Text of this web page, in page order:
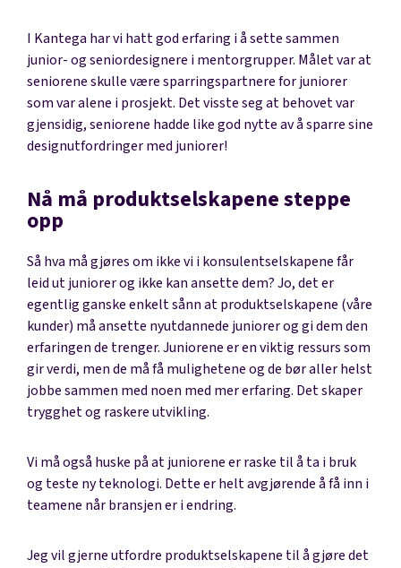
I Kantega har vi hatt god erfaring i å sette sammen
junior- og seniordesignere i mentorgrupper. Målet var at
seniorene skulle være sparringspartnere for juniorer
som var alene i prosjekt. Det visste seg at behovet var
gjensidig, seniorene hadde like god nytte av å sparre sine
designutfordringer med juniorer!
Nå må produktselskapene steppe
opp
Så hva må gjøres om ikke vi i konsulentselskapene får
leid ut juniorer og ikke kan ansette dem? Jo, det er
egentlig ganske enkelt sånn at produktselskapene (våre
kunder) må ansette nyutdannede juniorer og gi dem den
erfaringen de trenger. Juniorene er en viktig ressurs som
gir verdi, men de må få mulighetene og de bør aller helst
jobbe sammen med noen med mer erfaring. Det skaper
trygghet og raskere utvikling.
Vi må også huske på at juniorene er raske til å ta i bruk
og teste ny teknologi. Dette er helt avgjørende å få inn i
teamene når bransjen er i endring.
Jeg vil gjerne utfordre produktselskapene til å gjøre det